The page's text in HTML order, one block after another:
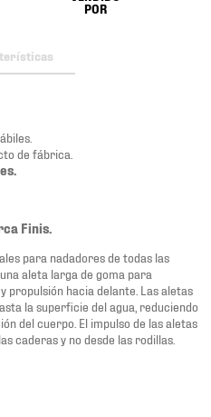
POR
de fábrica.
Finis.
para nadadores de todas las
aleta larga de goma para
hacia delante. Las aletas
la superficie del agua, reduciendo
del cuerpo. El impulso de las aletas
caderas y no desde las rodillas.